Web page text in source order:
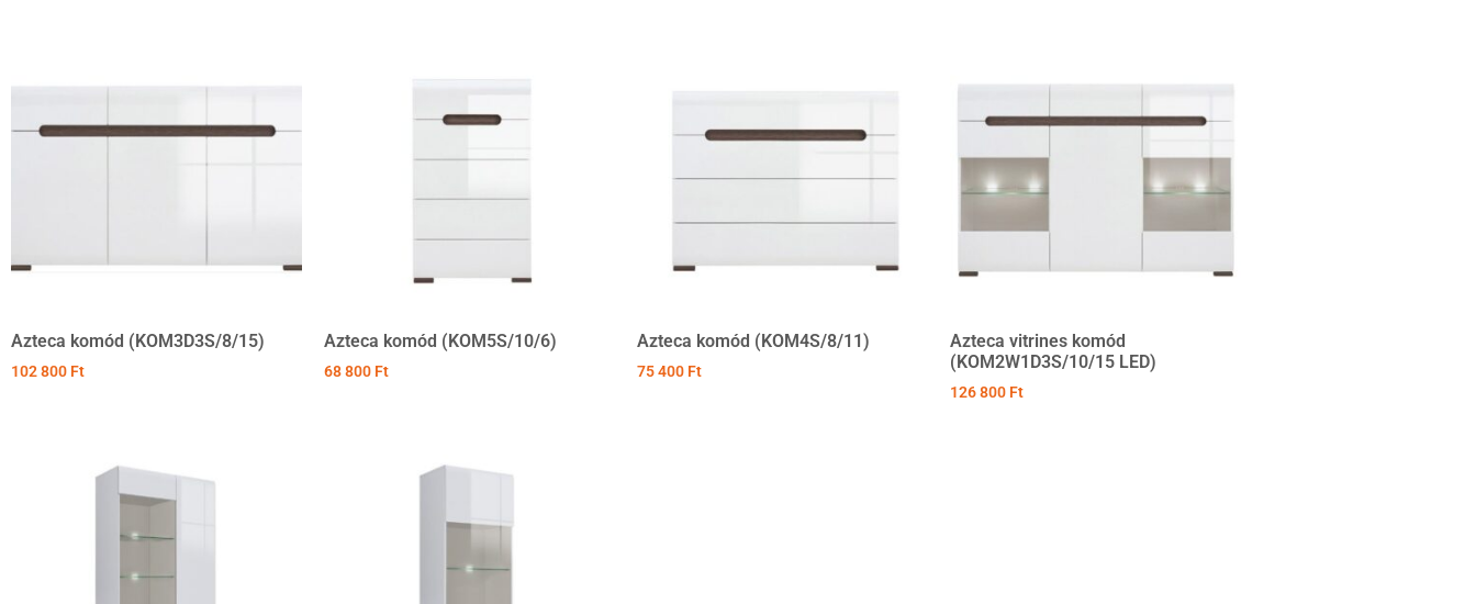
Azteca komód (KOM3D3S/8/15)
102 800 Ft
Azteca komód (KOM5S/10/6)
68 800 Ft
Azteca komód (KOM4S/8/11)
75 400 Ft
Azteca vitrines komód
(KOM2W1D3S/10/15 LED)
126 800 Ft